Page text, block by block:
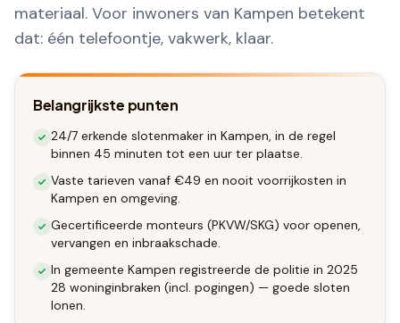
materiaal. Voor inwoners van Kampen betekent
dat: één telefoontje, vakwerk, klaar.
Belangrijkste punten
24/7 erkende slotenmaker in Kampen, in de regel
binnen 45 minuten tot een uur ter plaatse.
Vaste tarieven vanaf €49 en nooit voorrijkosten in
Kampen en omgeving.
Gecertificeerde monteurs (PKVW/SKG) voor openen,
vervangen en inbraakschade.
In gemeente Kampen registreerde de politie in 2025
28 woninginbraken (incl. pogingen) — goede sloten
lonen.